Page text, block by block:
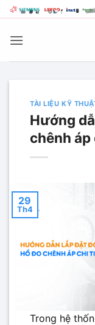
Bỏ
qua
nội
TÀI LIỆU KỸ
Hướng
chênh
29
Th4
Trong hệ